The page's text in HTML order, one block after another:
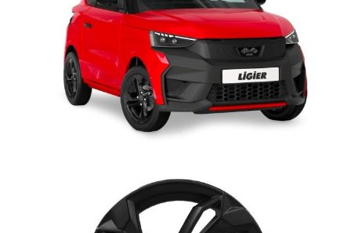
disponibili sullo smartphone (eccetto quelle incompatibili con la
guida, bloccate automaticamente): basta collegarlo via cavo USB
per gestire in modo semplice e intuitivo le funzionalità
multimediali tramite loschermo 10”
del sistema di infotaiment
oppure tramite l'assistente vocale, senza mai perdere di vista la